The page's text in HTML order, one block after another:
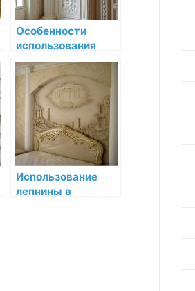
Особенности
использования
декоративной
лепнины в
средневековых
интерьерах
Использование
лепнины в